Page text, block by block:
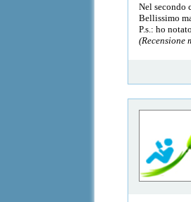
Nel secondo
Bellissimo
P.s.: ho
(Recensione